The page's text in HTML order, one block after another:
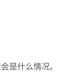
是什么情况。